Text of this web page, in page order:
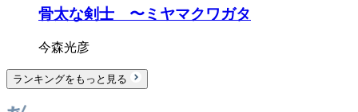
骨太な剣士 〜ミヤマクワガタ
今森光彦
ランキングをもっと見る